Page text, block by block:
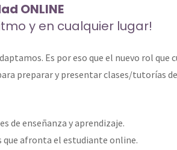
ONLINE
y en cualquier lugar!
Es por eso que el nuevo rol
preparar y presentar clases/tutorías
de enseñanza y aprendizaje.
afronta el estudiante online.